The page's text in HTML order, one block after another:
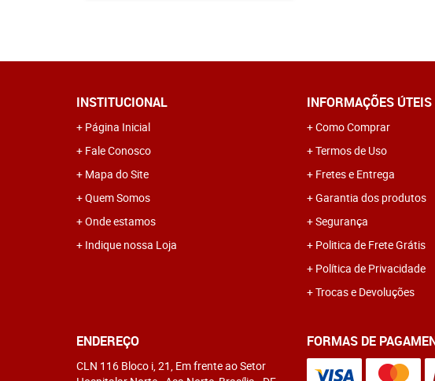
INSTITUCIONAL
Página Inicial
Fale Conosco
Mapa do Site
Quem Somos
Onde estamos
Indique nossa Loja
INFORMAÇÕES ÚTEIS
Como Comprar
Termos de Uso
Fretes e Entrega
Garantia dos produtos
Segurança
Politica de Frete Grátis
Política de Privacidade
Trocas e Devoluções
ENDEREÇO
CLN 116 Bloco i, 21, Em frente ao Setor
FORMAS DE